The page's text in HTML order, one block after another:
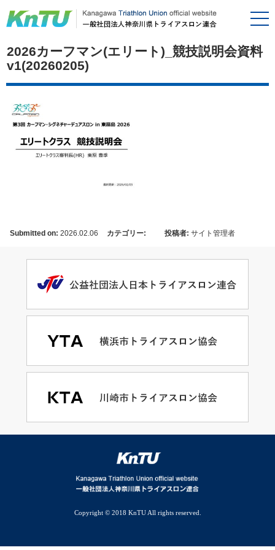
2026カーフマン(エリート)_競技説明会資料
v1(20260205)
Submitted on: 2026.02.06 カテゴリー: 投稿者: サイト管理者
Copyright © 2018 KnTU All rights reserved.